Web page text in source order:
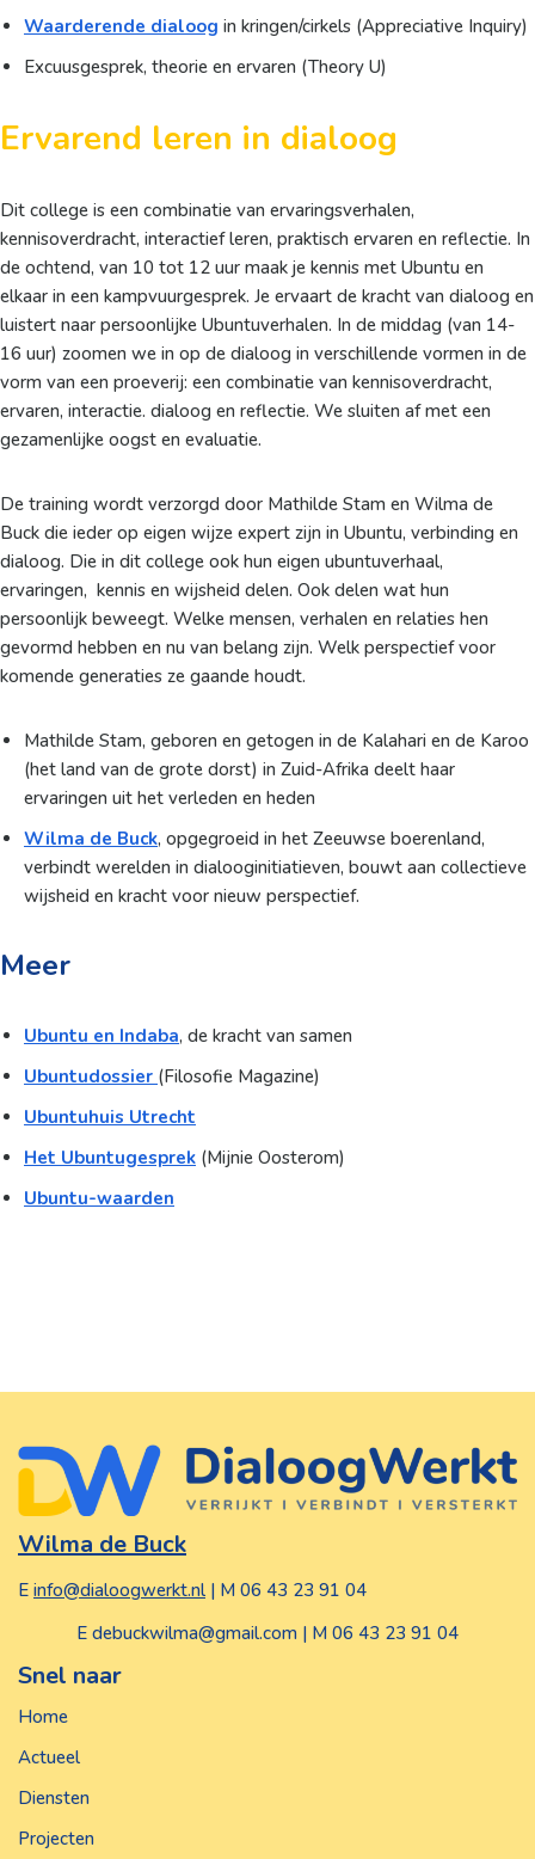
Waarderende dialoog in kringen/cirkels (Appreciative Inquiry)
Excuusgesprek, theorie en ervaren (Theory U)
Ervarend leren in dialoog
Dit college is een combinatie van ervaringsverhalen,
kennisoverdracht, interactief leren, praktisch ervaren en reflectie. In
de ochtend, van 10 tot 12 uur maak je kennis met Ubuntu en
elkaar in een kampvuurgesprek. Je ervaart de kracht van dialoog en
luistert naar persoonlijke Ubuntuverhalen. In de middag (van 14-
16 uur) zoomen we in op de dialoog in verschillende vormen in de
vorm van een proeverij: een combinatie van kennisoverdracht,
ervaren, interactie. dialoog en reflectie. We sluiten af met een
gezamenlijke oogst en evaluatie.
De training wordt verzorgd door Mathilde Stam en Wilma de
Buck die ieder op eigen wijze expert zijn in Ubuntu, verbinding en
dialoog. Die in dit college ook hun eigen ubuntuverhaal,
ervaringen, kennis en wijsheid delen. Ook delen wat hun
persoonlijk beweegt. Welke mensen, verhalen en relaties hen
gevormd hebben en nu van belang zijn. Welk perspectief voor
komende generaties ze gaande houdt.
Mathilde Stam, geboren en getogen in de Kalahari en de Karoo
(het land van de grote dorst) in Zuid-Afrika deelt haar
ervaringen uit het verleden en heden
Wilma de Buck, opgegroeid in het Zeeuwse boerenland,
verbindt werelden in dialooginitiatieven, bouwt aan collectieve
wijsheid en kracht voor nieuw perspectief.
Meer
Ubuntu en Indaba, de kracht van samen
Ubuntudossier (Filosofie Magazine)
Ubuntuhuis Utrecht
Het Ubuntugesprek (Mijnie Oosterom)
Ubuntu-waarden
Wilma de Buck
E info@dialoogwerkt.nl | M 06 43 23 91 04
E debuckwilma@gmail.com | M 06 43 23 91 04
Snel naar
Home
Actueel
Diensten
Projecten